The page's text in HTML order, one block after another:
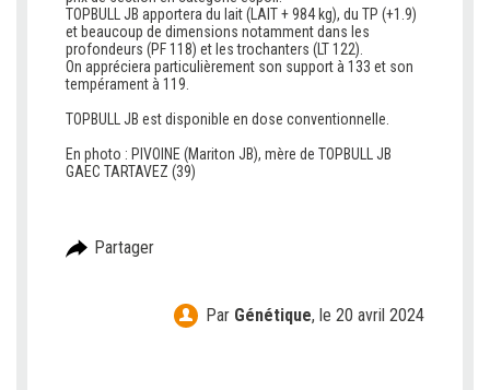
TOPBULL JB apportera du lait (LAIT + 984 kg), du TP (+1.9)
et beaucoup de dimensions notamment dans les
profondeurs (PF 118) et les trochanters (LT 122).
On appréciera particulièrement son support à 133 et son
tempérament à 119.
TOPBULL JB est disponible en dose conventionnelle.
En photo : PIVOINE (Mariton JB), mère de TOPBULL JB
GAEC TARTAVEZ (39)
Partager
Par Génétique, le 20 avril 2024